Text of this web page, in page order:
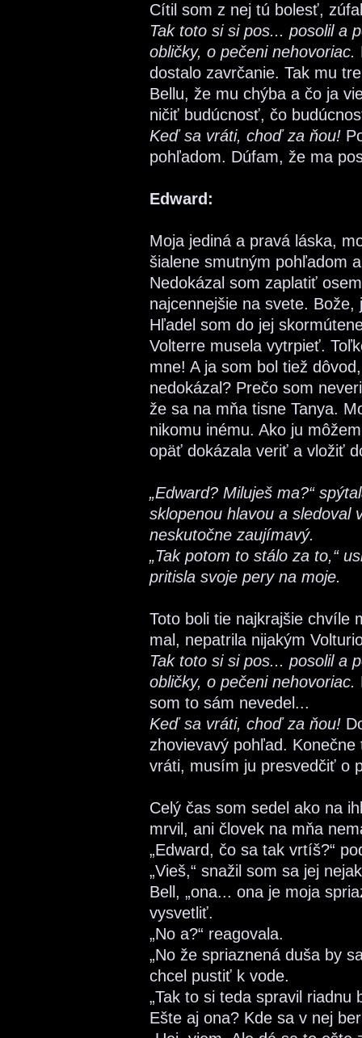
Cítil som z nej tú bolesť,
Tak toto si si pos... posolil a
obličky, o pečeni nehovoriac.
dostalo zavrčanie. Tak mu
Bellu, že mu chýba a čo ja
ničiť budúcnosť, čo
Keď sa vráti, choď za ňou!
pohľadom. Dúfam, že ma
Edward:
Moja jediná a pravá láska,
šialene smutným pohľadom
Nedokázal som zaplatiť
najcennejšie na svete. Bože,
Hľadel som do jej
Volterre musela vytrpieť.
mne! A ja som bol tiež
nedokázal? Prečo som
že sa na mňa tisne Tanya.
nikomu inému. Ako ju
opäť dokázala veriť a vložiť
„Edward? Miluješ ma?“
sklopenou hlavou a sledoval
neskutočne zaujímavý.
„Tak potom to stálo za to,“
pritisla svoje pery na moje.
Toto boli tie najkrajšie chvíle
mal, nepatrila nijakým
Tak toto si si pos... posolil a
obličky, o pečeni nehovoriac.
som to sám nevedel...
Keď sa vráti, choď za ňou!
zhovievavý pohľad.
vráti, musím ju presvedčiť o
Celý čas som sedel ako na
mrvil, ani človek na mňa
„Edward, čo sa tak vrtíš?“
„Vieš,“ snažil som sa jej
Bell, „ona... ona je moja
vysvetliť.
„No a?“ reagovala.
„No že spriaznená duša by
chcel pustiť k vode.
„Tak to si teda spravil riadnu
Ešte aj ona? Kde sa v nej